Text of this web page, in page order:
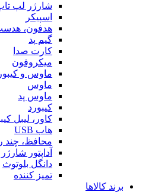
شارژر لپ
اسپیکر
هدفون،
گیم پد
کارت صدا
میکروفون
ماوس و
ماوس
ماوس پد
کیبورد
کاور، لیبل
هاب USB
محافظ، چند
آداپتور
دانگل بلوتوث
تمیز کننده
برند کالاها